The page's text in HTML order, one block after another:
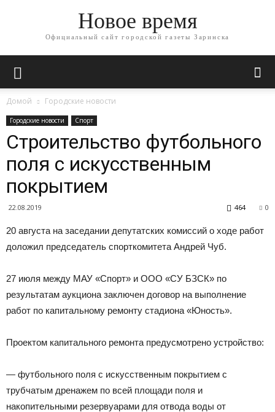
Новое время
Официальный сайт городской газеты Заринска
Домой Городские новости
Городские новости Спорт
Строительство футбольного
поля с искусственным
покрытием
22.08.2019 0
464
20 августа на заседании депутатских комиссий о ходе работ
доложил председатель спорткомитета Андрей Чуб.
27 июля между МАУ «Спорт» и ООО «СУ БЗСК» по
результатам аукциона заключен договор на выполнение
работ по капитальному ремонту стадиона «Юность».
Проектом капитального ремонта предусмотрено устройство:
— футбольного поля с искусственным покрытием с
трубчатым дренажем по всей площади поля и
накопительными резервуарами для отвода воды от